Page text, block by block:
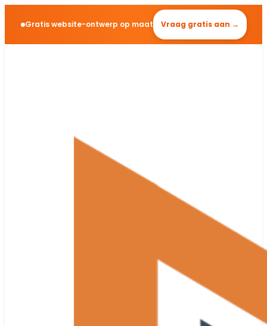
Gratis website-ontwerp op maat Vraag gratis aan →